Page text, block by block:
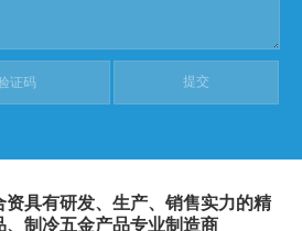
具有研发、生产、销售实力的精
制冷五金产品专业制造商